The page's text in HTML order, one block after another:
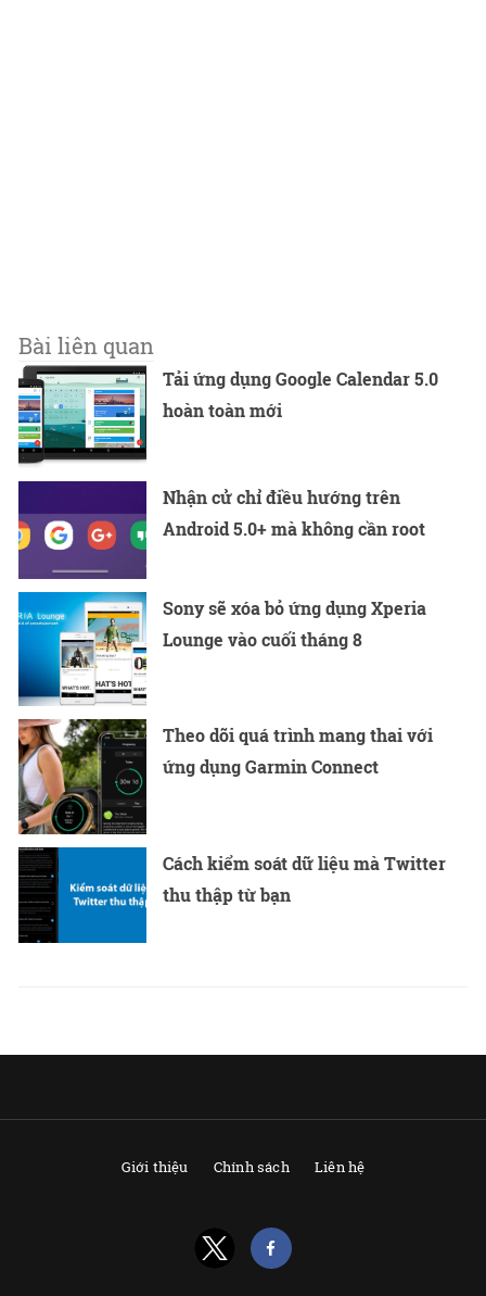
Bài liên quan
Tải ứng dụng Google Calendar 5.0
hoàn toàn mới
Nhận cử chỉ điều hướng trên
Android 5.0+ mà không cần root
Sony sẽ xóa bỏ ứng dụng Xperia
Lounge vào cuối tháng 8
Theo dõi quá trình mang thai với
ứng dụng Garmin Connect
Cách kiểm soát dữ liệu mà Twitter
thu thập từ bạn
Giới thiệu Chính sách Liên hệ